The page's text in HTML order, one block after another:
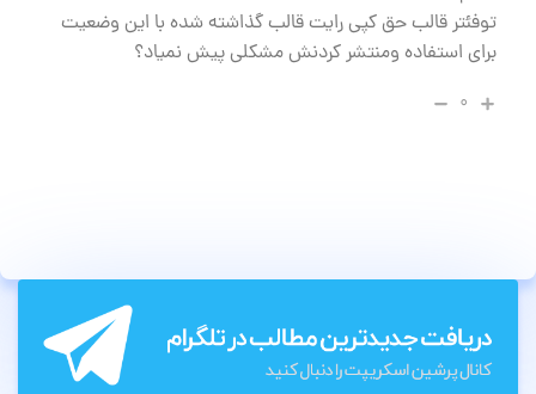
توفئتر قالب حق کپی رایت قالب گذاشته شده با این وضعیت
برای استفاده ومنتشر کردنش مشکلی پیش نمیاد؟
۰